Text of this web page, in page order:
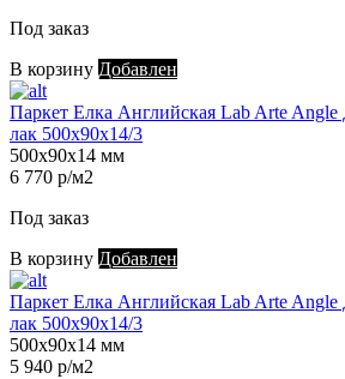
Под заказ
В корзину Добавлен
Паркет Елка Английская Lab Arte
лак 500х90х14/3
500х90х14 мм
6 770 р/м2
Под заказ
В корзину Добавлен
Паркет Елка Английская Lab Arte
лак 500х90х14/3
500х90х14 мм
5 940 р/м2